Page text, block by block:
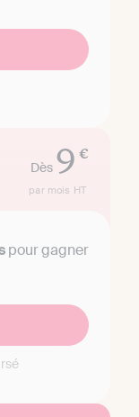
Dès 9 €
par mois HT
pour gagner